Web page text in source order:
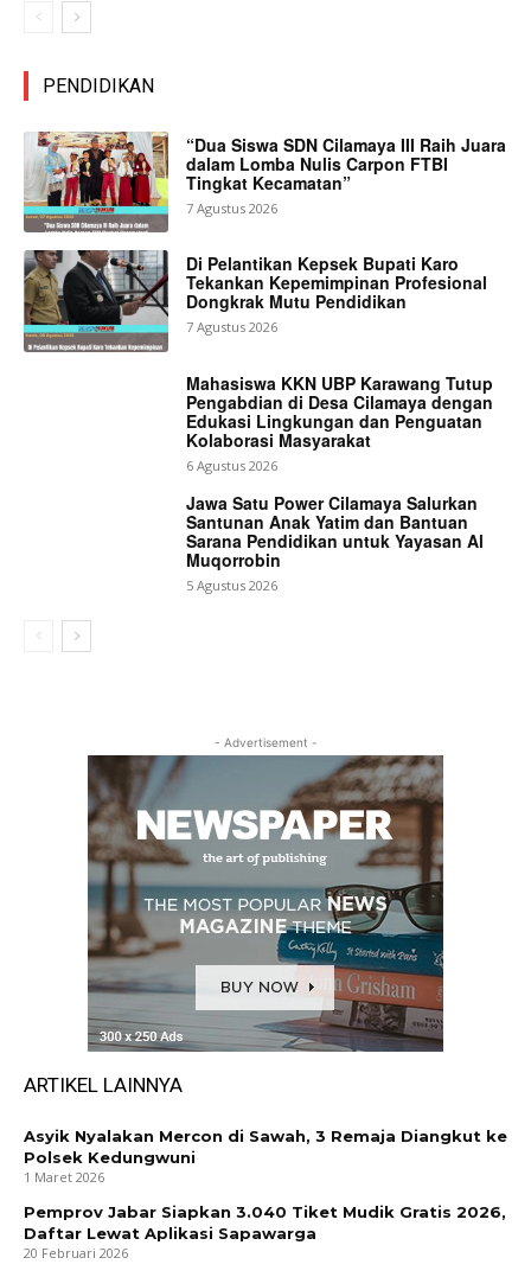
PENDIDIKAN
“Dua Siswa SDN Cilamaya III Raih Juara
dalam Lomba Nulis Carpon FTBI
Tingkat Kecamatan”
7 Agustus 2026
Di Pelantikan Kepsek Bupati Karo
Tekankan Kepemimpinan Profesional
Dongkrak Mutu Pendidikan
7 Agustus 2026
Mahasiswa KKN UBP Karawang Tutup
Pengabdian di Desa Cilamaya dengan
Edukasi Lingkungan dan Penguatan
Kolaborasi Masyarakat
6 Agustus 2026
Jawa Satu Power Cilamaya Salurkan
Santunan Anak Yatim dan Bantuan
Sarana Pendidikan untuk Yayasan Al
Muqorrobin
5 Agustus 2026
- Advertisement -
ARTIKEL LAINNYA
Asyik Nyalakan Mercon di Sawah, 3 Remaja Diangkut ke
Polsek Kedungwuni
1 Maret 2026
Pemprov Jabar Siapkan 3.040 Tiket Mudik Gratis 2026,
Daftar Lewat Aplikasi Sapawarga
20 Februari 2026